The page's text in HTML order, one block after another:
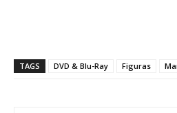
TAGS DVD & Blu-Ray Figuras